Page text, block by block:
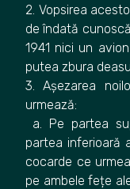
2. Vopsirea
de îndată
1941 nici un
putea zbura
3. Așezarea
urmează:
a. Pe partea
partea inferioară
cocarde ce
pe ambele fețe